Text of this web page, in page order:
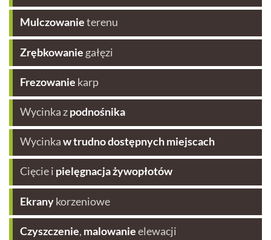
Mulczowanieterenu
Zrębkowanie gałęzi
Frezowanie karp
Wycinka zpodnośnika
Wycinkaw trudno dostępnych miejscach
Cięcie i pielęgnacja żywopłotów
Ekranykorzeniowe
Czyszczenie, malowanieelewacji